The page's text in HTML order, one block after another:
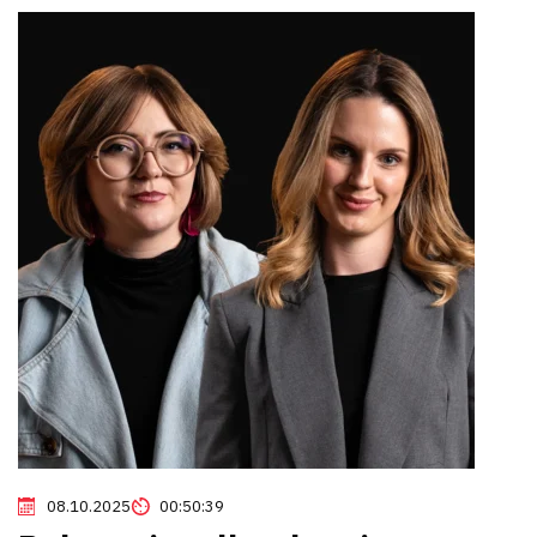
Tak, tak, bo nie wiedzą, że było też takie pytanie właśnie
pierwszego kontaktu może wystawić skierowanie na
badania? No i rzeczywiście ta wiedza nie była tutaj bardzo
wysoka. Jednak pacjenci w dużej mierze deklarowali, że
nie mają tej świadomości i to potwierdzają, potwierdza
również brak tej informacji, realizacja programu, który ja
bardzo chwaliłem 40+, ponieważ już mam 40 lat
skończone i dwa razy korzystałem z tego programu i
uważam, że ok. Co do zasady program był dobry, bo ja
mogłem w ramach tego programu sobie przeprowadzić
szereg badań. Oczywiście najpierw trzeba było
przeprowadzić ankietę w IKP, tak? Otrzymywało się
skierowanie, był szeroki dostęp do laboratorium, w
których można było wykonać to badanie. No naprawdę
do tego punktu to było świetne. Brakowało tam właśnie
08.10.2025 00:50:39